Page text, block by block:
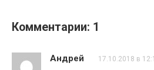
Комментарии: 1
Андрей 17.10.2018 в